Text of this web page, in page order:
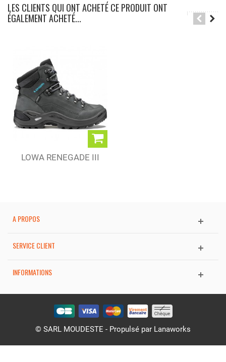
LES CLIENTS QUI ONT ACHETÉ CE PRODUIT ONT
ÉGALEMENT ACHETÉ...
LOWA RENEGADE III
A PROPOS
SERVICE CLIENT
INFORMATIONS
© SARL MOUDESTE - Propulsé par Lanaworks